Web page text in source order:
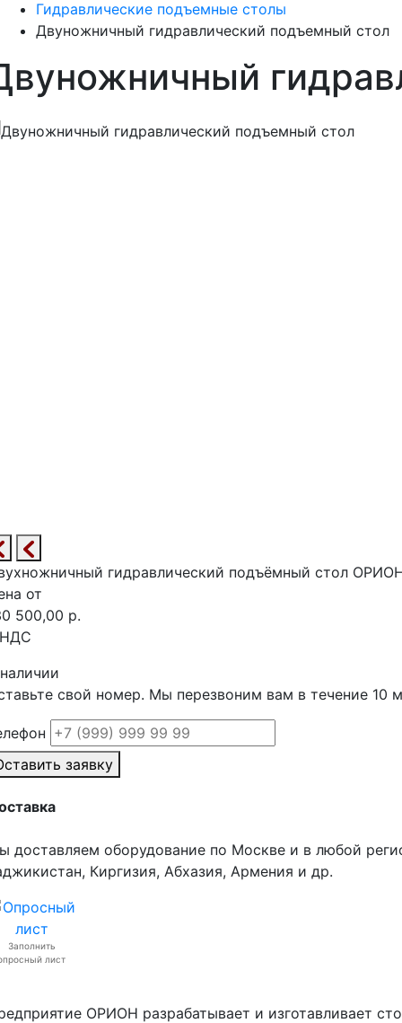
Гидравлические подъемные столы
Двуножничный гидравлический подъемный стол
гидравлический подъёмный стол
от
500,00 р.
свой номер. Мы перезвоним вам в течение 10
заявку
доставляем оборудование по Москве и в любой
Киргизия, Абхазия, Армения и др.
Заполнить
лист
ОРИОН разрабатывает и изготавливает